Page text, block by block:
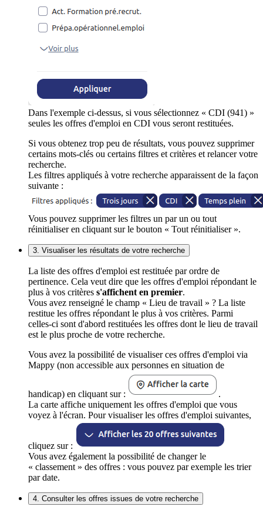
Dans l'exemple ci-dessus, si vous sélectionnez « CDI (941) »
seules les offres d'emploi en CDI vous seront restituées.
Si vous obtenez trop peu de résultats, vous pouvez supprimer
certains mots-clés ou certains filtres et critères et relancer votre
recherche.
Les filtres appliqués à votre recherche apparaissent de la façon
suivante :
Vous pouvez supprimer les filtres un par un ou tout
réinitialiser en cliquant sur le bouton « Tout réinitialiser ».
3. Visualiser les résultats de votre recherche
La liste des offres d'emploi est restituée par ordre de
pertinence. Cela veut dire que les offres d'emploi répondant le
plus à vos critères s'affichent en premier.
Vous avez renseigné le champ « Lieu de travail » ? La liste
restitue les offres répondant le plus à vos critères. Parmi
celles-ci sont d'abord restituées les offres dont le lieu de travail
est le plus proche de votre recherche.
Vous avez la possibilité de visualiser ces offres d'emploi via
Mappy (non accessible aux personnes en situation de
handicap) en cliquant sur :
.
La carte affiche uniquement les offres d'emploi que vous
voyez à l'écran. Pour visualiser les offres d'emploi suivantes,
cliquez sur :
Vous avez également la possibilité de changer le
« classement » des offres : vous pouvez par exemple les trier
par date.
4. Consulter les offres issues de votre recherche